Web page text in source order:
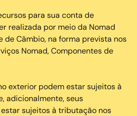
para sua conta de
realizada por meio da Nomad
de Câmbio, na forma prevista nos
Nomad, Componentes de
exterior podem estar sujeitos à
adicionalmente, seus
sujeitos à tributação nos